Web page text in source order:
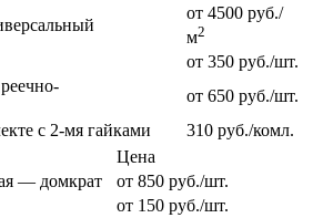
от 4500 руб./
м2
от 350 руб./шт.
от 650 руб./шт.
с 2-мя гайками
310 руб./комл.
Цена
— домкрат
от 850 руб./шт.
от 150 руб./шт.